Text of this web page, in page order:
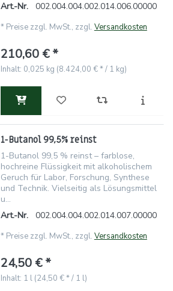
Art.-Nr.
002.004.004.002.014.006.00000
* Preise zzgl. MwSt., zzgl. Versandkosten
210,60 € *
Inhalt: 0,025 kg (8.424,00 € * / 1 kg)
1-Butanol 99,5% reinst
1-Butanol 99,5 % reinst – farblose,
hochreine Flüssigkeit mit alkoholischem
Geruch für Labor, Forschung, Synthese
und Technik. Vielseitig als Lösungsmittel
u...
Art.-Nr.
002.004.004.002.014.007.00000
* Preise zzgl. MwSt., zzgl. Versandkosten
24,50 € *
Inhalt: 1 l (24,50 € * / 1 l)